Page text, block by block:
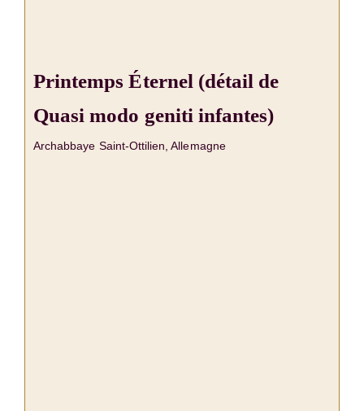
Printemps Éternel (détail de
Quasi modo geniti infantes)
Archabbaye Saint-Ottilien, Allemagne